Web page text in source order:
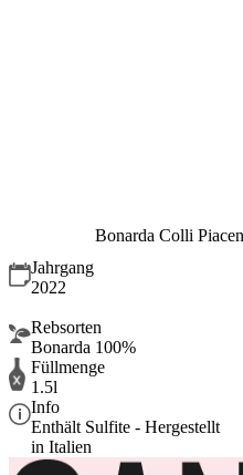
Bonarda Colli
Jahrgang
2022
Rebsorten
Bonarda 100%
Füllmenge
1.5l
Info
Enthält Sulfite - Hergestellt
in Italien